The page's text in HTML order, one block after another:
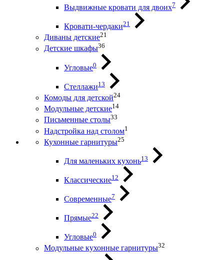
Выдвижные кровати для двоих7
Кровати-чердаки21
Диваны детские21
Детские шкафы36
Угловые0
Стеллажи13
Комоды для детской24
Модульные детские14
Письменные столы33
Надстройка над столом1
Кухонные гарнитуры25
Для маленьких кухонь13
Классические12
Современные7
Прямые22
Угловые0
Модульные кухонные гарнитуры32